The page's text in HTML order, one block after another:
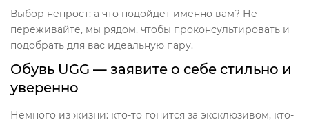
Выбор непрост: а что подойдет именно вам? Не
переживайте, мы рядом, чтобы проконсультировать и
подобрать для вас идеальную пару.
Обувь UGG — заявите о себе стильно и
уверенно
Немного из жизни: кто-то гонится за эксклюзивом, кто-